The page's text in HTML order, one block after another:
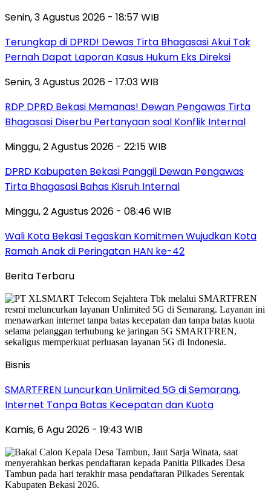
Senin, 3 Agustus 2026 - 18:57 WIB
Terungkap di DPRD! Dewas Tirta Bhagasasi Akui Tak
Pernah Dapat Laporan Kasus Hukum Eks Direksi
Senin, 3 Agustus 2026 - 17:03 WIB
RDP DPRD Bekasi Memanas! Dewan Pengawas Tirta
Bhagasasi Diserbu Pertanyaan soal Konflik Internal
Minggu, 2 Agustus 2026 - 22:15 WIB
DPRD Kabupaten Bekasi Panggil Dewan Pengawas
Tirta Bhagasasi Bahas Kisruh Internal
Minggu, 2 Agustus 2026 - 08:46 WIB
Wali Kota Bekasi Tegaskan Komitmen Wujudkan Kota
Ramah Anak di Peringatan HAN ke-42
Berita Terbaru
Bisnis
SMARTFREN Luncurkan Unlimited 5G di Semarang,
Internet Tanpa Batas Kecepatan dan Kuota
Kamis, 6 Agu 2026 - 19:43 WIB